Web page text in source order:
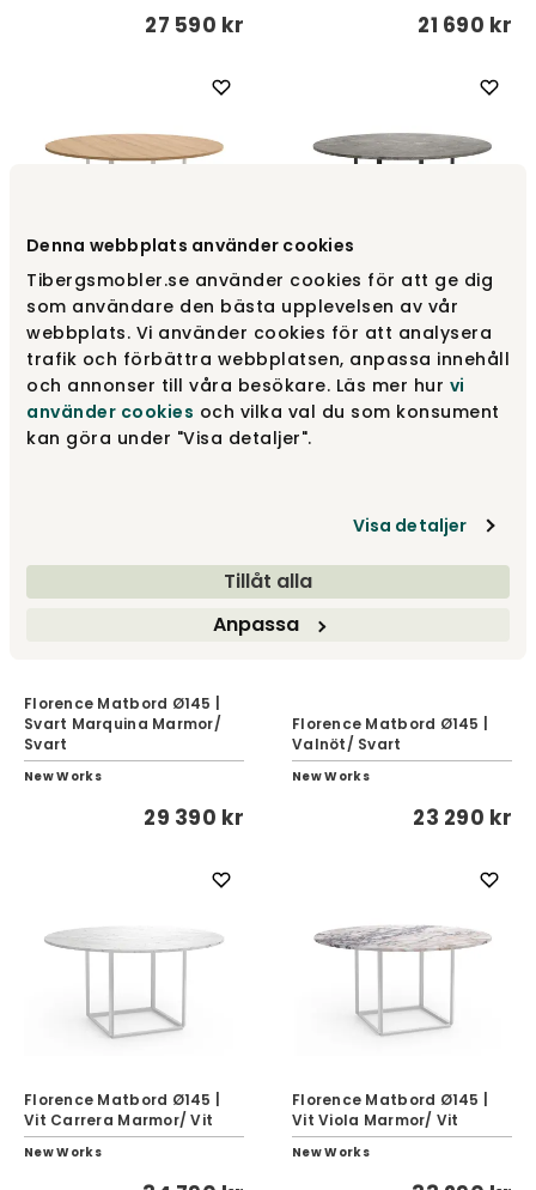
Denna webbplats använder cookies
Tibergsmobler.se använder cookies för att ge dig
som användare den bästa upplevelsen av vår
webbplats. Vi använder cookies för att analysera
trafik och förbättra webbplatsen, anpassa innehåll
och annonser till våra besökare. Läs mer hur vi
använder cookies och vilka val du som konsument
kan göra under "Visa detaljer".
Visa detaljer
Tillåt alla
Anpassa
27 590 kr 21 690 kr
Florence Matbord Ø145 |
Ek/ Vit
New Works
21 690 kr
Florence Matbord Ø145 |
Gris du Marais Marmor/
New Works
29 390 kr
Florence Matbord Ø145 |
Svart Marquina Marmor/
Svart
New Works
29 390 kr
Florence Matbord Ø145 |
Valnöt/ Svart
New Works
23 290 kr
Florence Matbord Ø145 |
Vit Carrera Marmor/ Vit
New Works
Florence Matbord Ø145 |
Vit Viola Marmor/ Vit
New Works